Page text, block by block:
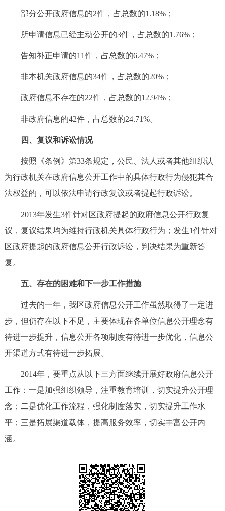
部分公开政府信息的2件，占总数的1.18%；
所申请信息已经主动公开的3件，占总数的1.76%；
告知补正申请的11件，占总数的6.47%；
非本机关政府信息的34件，占总数的20%；
政府信息不存在的22件，占总数的12.94%；
非政府信息的42件，占总数的24.71%。
四、复议和诉讼情况
按照《条例》第33条规定，公民、法人或者其他组织认
为行政机关在政府信息公开工作中的具体行政行为侵犯其合
法权益的，可以依法申请行政复议或者提起行政诉讼。
2013年发生3件针对区政府提起的政府信息公开行政复
议，复议结果均为维持行政机关具体行政行为；发生1件针对
区政府提起的政府信息公开行政诉讼，判决结果为重新答
复。
五、存在的困难和下一步工作措施
过去的一年，我区政府信息公开工作虽然取得了一定进
步，但仍存在以下不足，主要体现在各单位信息公开理念有
待进一步提升，信息公开各项制度有待进一步优化，信息公
开渠道方式有待进一步拓展。
2014年，要重点从以下三方面继续开展好政府信息公开
工作：一是加强组织领导，注重教育培训，切实提升公开理
念；二是优化工作流程，强化制度落实，切实提升工作水
平；三是拓展渠道载体，提高服务效率，切实丰富公开内
涵。